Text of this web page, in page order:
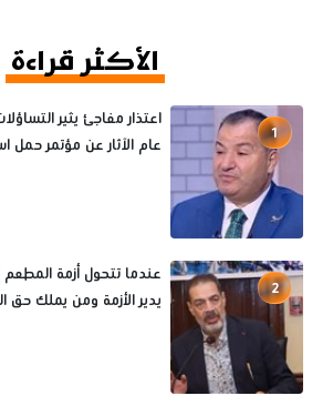
الأكثر قراءة
1
اعتذار مفاجئ يثير
عام الآثار عن مؤتمر حمل
2
عندما تتحول أزمة
يدير الأزمة ومن يملك حق